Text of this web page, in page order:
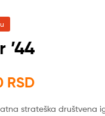
’44
RSD
strateška društvena